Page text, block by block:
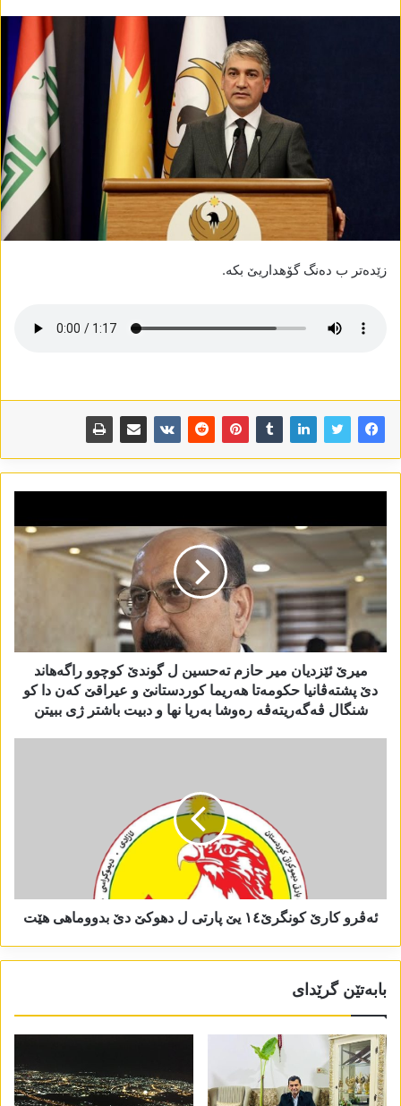
زێدەتر ب دەنگ گۆھداریێ بکە.
میرێ ئێزدیان میر حازم تەحسین ل گوندێ کوچوو راگەھاند
دێ پشتەڤانیا حکومەتا ھەریما کوردستانێ و عیراقێ کەن دا کو
شنگال ڤەگەریتەڤە رەوشا بەریا نھا و دبیت باشتر ژی ببیتن
ئەڤرو کارێ کونگرێ١٤ یێ پارتی ل دھوکێ دێ بدووماھی ھێت
بابەتێن گرێدای